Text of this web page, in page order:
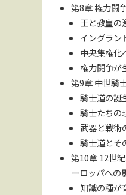
第8章 権力闘
王と教皇の
イングラン
中央集権化
権力闘争が
第9章 中世騎
騎士道の誕
騎士たちの
武器と戦術
騎士道とそ
第10章 12世
ーロッパへの
知識の種が